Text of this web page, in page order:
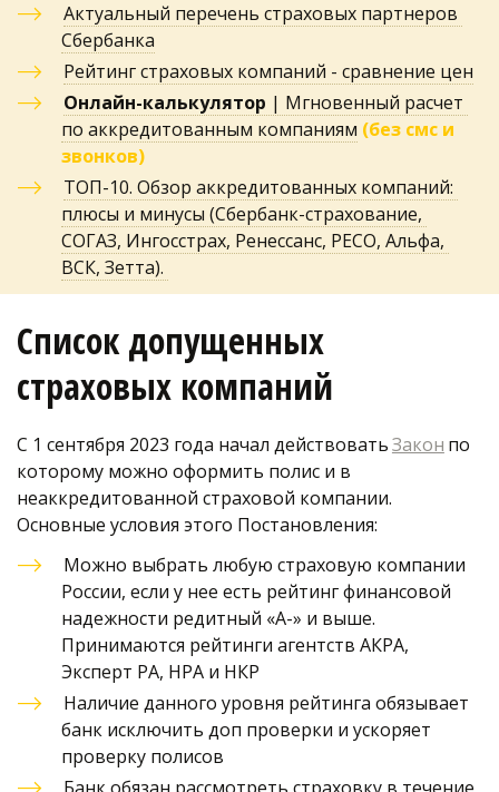
Актуальный перечень страховых партнеров
Сбербанка
Рейтинг страховых компаний - сравнение цен
Онлайн-калькулятор | Мгновенный расчет
по аккредитованным компаниям (без смс и
звонков)
ТОП-10. Обзор аккредитованных компаний:
плюсы и минусы (Сбербанк-страхование,
СОГАЗ, Ингосстрах, Ренессанс, РЕСО, Альфа,
ВСК, Зетта).
Список допущенных
страховых компаний
С 1 сентября 2023 года начал действовать Закон по
которому можно оформить полис и в
неаккредитованной страховой компании.
Основные условия этого Постановления:
Можно выбрать любую страховую компании
России, если у нее есть рейтинг финансовой
надежности редитный «А-» и выше.
Принимаются рейтинги агентств АКРА,
Эксперт РА, НРА и НКР
Наличие данного уровня рейтинга обязывает
банк исключить доп проверки и ускоряет
проверку полисов